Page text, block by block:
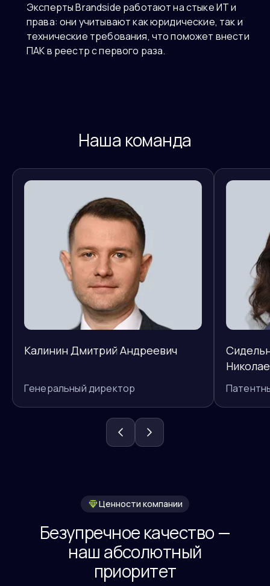
Эксперты Brandside работают на стыке ИТ и
права: они учитывают как юридические, так и
технические требования, что поможет внести
ПАК в реестр с первого раза.
Наша команда
Калинин Дмитрий Андреевич
Генеральный директор
Ценности компании
Безупречное качество —
наш абсолютный
приоритет